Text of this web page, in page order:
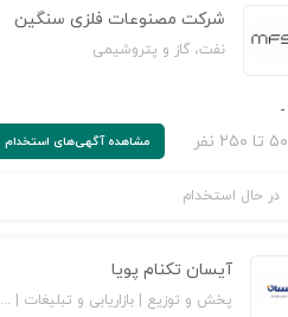
شرکت مصنوعات فلزی سنگین
نفت، گاز و پتروشیمی
-
۵۰ تا ۲۵۰ نفر
مشاهده‌ آگهی‌های استخدام
در حال استخدام
آیسان تکنام پویا
پخش و توزیع | بازاریابی و تبلیغات | خرده‌فروشی/ مراکز خرید و فروشگاه‌ها | کالاهای مصرفی و تندگردش